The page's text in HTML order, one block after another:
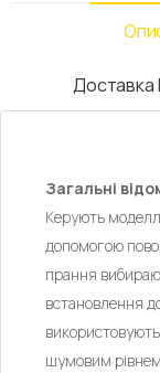
Доставка
Загальні
Керують
допомогою
прання
встановлення
шумовим